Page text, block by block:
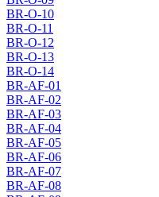
BR-O-10
BR-O-11
BR-O-12
BR-O-13
BR-O-14
BR-AF-01
BR-AF-02
BR-AF-03
BR-AF-04
BR-AF-05
BR-AF-06
BR-AF-07
BR-AF-08